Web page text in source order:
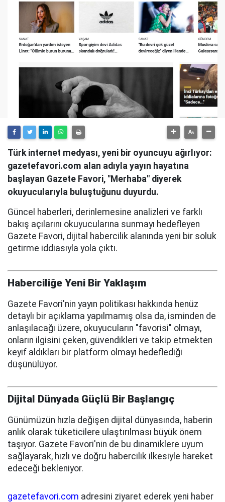
Türk internet medyası, yeni bir oyuncuyu ağırlıyor:
gazetefavori.com alan adıyla yayın hayatına
başlayan Gazete Favori, "Merhaba" diyerek
okuyucularıyla buluştuğunu duyurdu.
Güncel haberleri, derinlemesine analizleri ve farklı
bakış açılarını okuyucularına sunmayı hedefleyen
Gazete Favori, dijital habercilik alanında yeni bir soluk
getirme iddiasıyla yola çıktı.
Haberciliğe Yeni Bir Yaklaşım
Gazete Favori'nin yayın politikası hakkında henüz
detaylı bir açıklama yapılmamış olsa da, isminden de
anlaşılacağı üzere, okuyucuların "favorisi" olmayı,
onların ilgisini çeken, güvendikleri ve takip etmekten
keyif aldıkları bir platform olmayı hedeflediği
düşünülüyor.
Dijital Dünyada Güçlü Bir Başlangıç
Günümüzün hızla değişen dijital dünyasında, haberin
anlık olarak tüketicilere ulaştırılması büyük önem
taşıyor. Gazete Favori'nin de bu dinamiklere uyum
sağlayarak, hızlı ve doğru habercilik ilkesiyle hareket
edeceği bekleniyor.
gazetefavori.com adresini ziyaret ederek yeni haber